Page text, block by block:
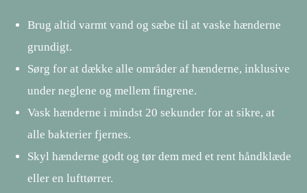
Brug altid varmt vand og sæbe til at vaske hænderne
grundigt.
Sørg for at dække alle områder af hænderne, inklusive
under neglene og mellem fingrene.
Vask hænderne i mindst 20 sekunder for at sikre, at
alle bakterier fjernes.
Skyl hænderne godt og tør dem med et rent håndklæde
eller en lufttørrer.